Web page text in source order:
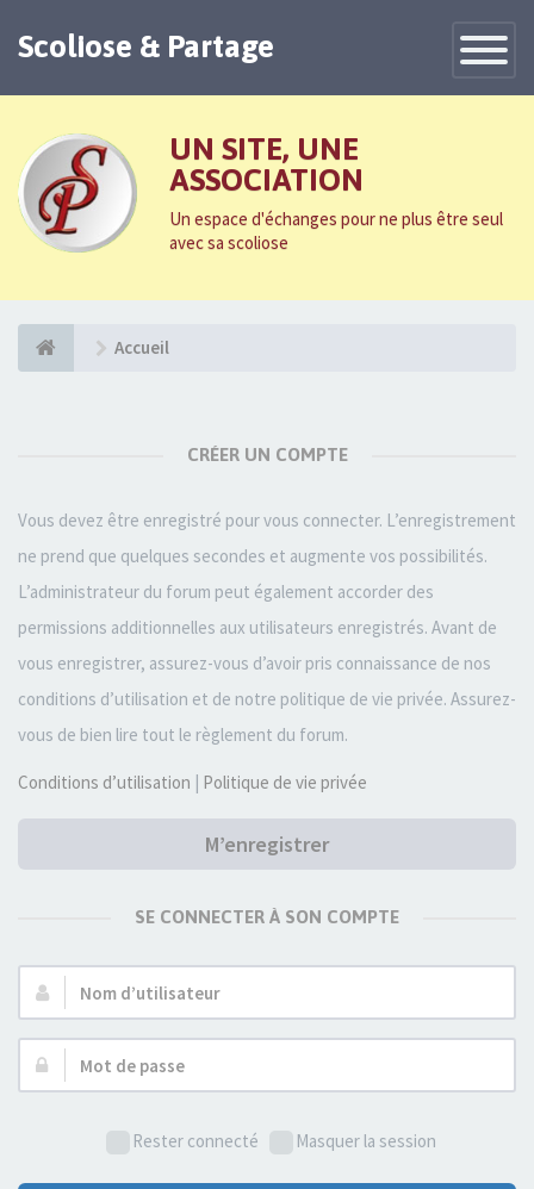
Toggle
Scoliose & Partage
UN SITE, UNE
ASSOCIATION
Un espace d'échanges pour ne plus être seul
avec sa scoliose
Accueil
CRÉER UN COMPTE
Vous devez être enregistré pour vous connecter. L’enregistrement
ne prend que quelques secondes et augmente vos possibilités.
L’administrateur du forum peut également accorder des
permissions additionnelles aux utilisateurs enregistrés. Avant de
vous enregistrer, assurez-vous d’avoir pris connaissance de nos
conditions d’utilisation et de notre politique de vie privée. Assurez-
vous de bien lire tout le règlement du forum.
Conditions d’utilisation | Politique de vie privée
M’enregistrer
SE CONNECTER À SON COMPTE
Nom
Mot
Rester connecté Masquer la session